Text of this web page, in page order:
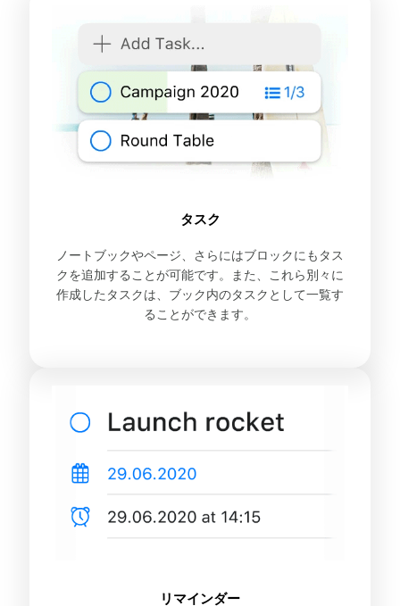
タスク
ノートブックやページ、さらにはブロックにもタス
クを追加することが可能です。また、これら別々に
作成したタスクは、ブック内のタスクとして一覧す
ることができます。
リマインダー